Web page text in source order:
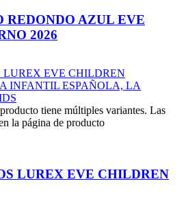
REDONDO AZUL EVE
2026
tiene múltiples variantes. Las
la página de producto
LUREX EVE CHILDREN